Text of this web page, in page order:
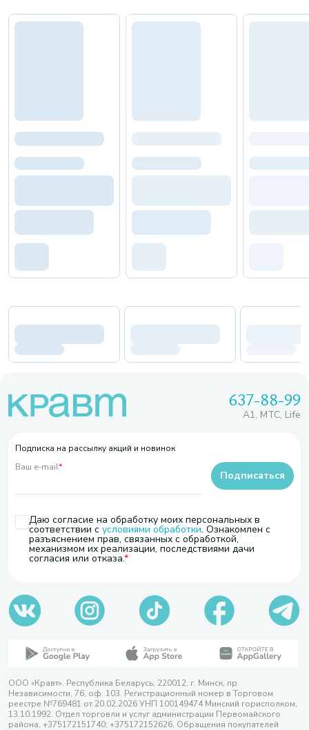
637-88-99
A1, МТС, Life
Подписка на рассылку акций и новинок
Ваш e-mail*
Даю согласие на обработку моих персональных в
соответствии с условиями обработки. Ознакомлен с
разъяснением прав, связанных с обработкой,
механизмом их реализации, последствиями дачи
согласия или отказа.
Подписаться
ООО «Кравт». Республика Беларусь, 220012, г. Минск, пр.
Независимости, 76, оф. 103. Регистрационный номер в Торговом
реестре №769481 от 20.02.2026 УНП 100149474 Минский горисполком,
13.10.1992. Отдел торговли и услуг администрации Первомайского
района, +375172151740; +375172152626. Обращения покупателей